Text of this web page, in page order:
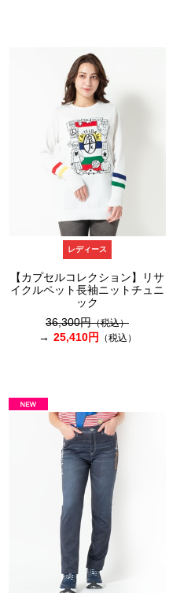
レディース
【カプセルコレクション】リサ
イクルペット長袖ニットチュニ
ック
36,300円（税込）
25,410円 （税込）